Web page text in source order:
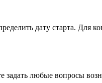
дату старта. Для
задать любые вопросы